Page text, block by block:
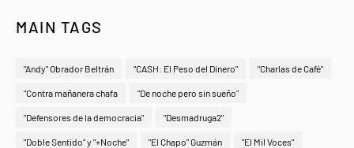
MAIN TAGS
"Andy" Obrador Beltrán "CASH: El Peso del Dinero" "Charlas de Café"
"Contra mañanera chafa "De noche pero sin sueño"
"Defensores de la democracia" "Desmadruga2"
"Doble Sentido" y "+Noche" "El Chapo" Guzmán "El Mil Voces"